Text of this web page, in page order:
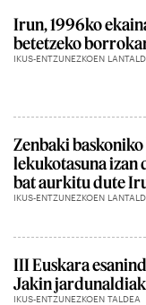
Irun, 1996ko
betetzeko
IKUS-ENTZUNEZKOEN
Zenbaki
lekukotasuna
bat aurkitu dute
IKUS-ENTZUNEZKOEN
III Euskara
Jakin
IKUS-ENTZUNEZKOEN TALDEA